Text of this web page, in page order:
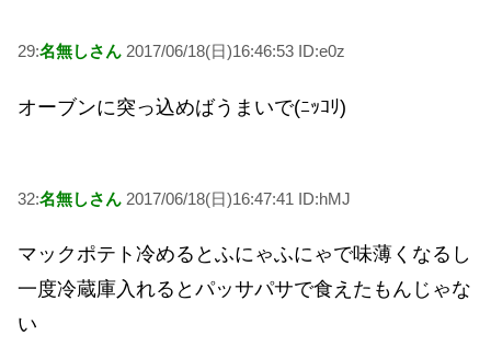
29:名無しさん 2017/06/18(日)16:46:53 ID:e0z
オーブンに突っ込めばうまいで(ﾆｯｺﾘ)
32:名無しさん 2017/06/18(日)16:47:41 ID:hMJ
マックポテト冷めるとふにゃふにゃで味薄くなるし
一度冷蔵庫入れるとパッサパサで食えたもんじゃな
い